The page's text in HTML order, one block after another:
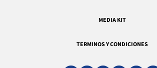
MEDIA KIT
TERMINOS Y CONDICIONES